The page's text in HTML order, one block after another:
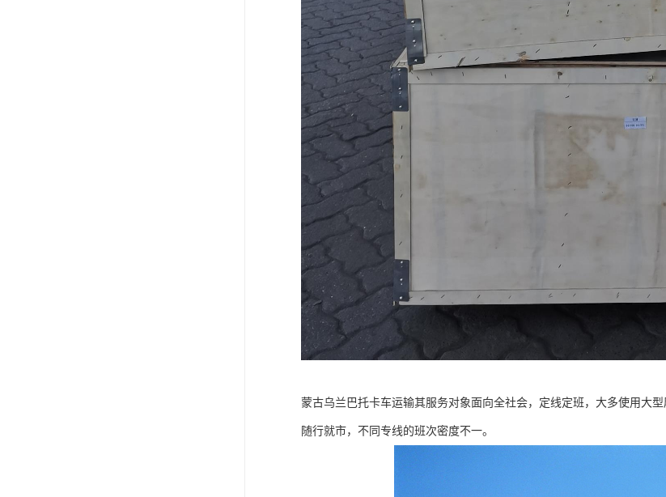
蒙古乌兰巴托卡车运输其服务对象面向全社会，定线定班，大多使用大
随行就市，不同专线的班次密度不一。